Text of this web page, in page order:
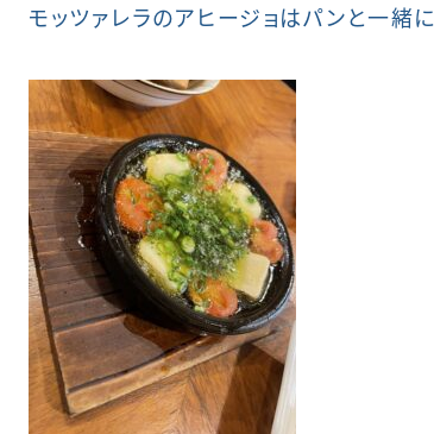
モッツァレラのアヒージョはパンと一緒に